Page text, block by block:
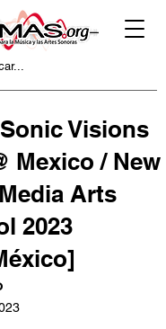
Visions
Mexico / New
Arts
2023